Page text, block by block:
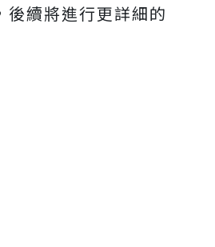
續將進行更詳細的